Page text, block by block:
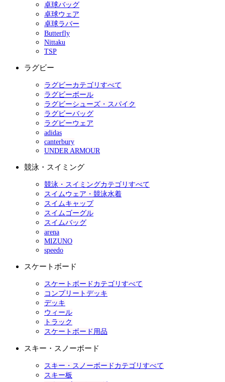
卓球バッグ
卓球ウェア
卓球ラバー
Butterfly
Nittaku
TSP
ラグビー
ラグビーカテゴリすべて
ラグビーボール
ラグビーシューズ・スパイク
ラグビーバッグ
ラグビーウェア
adidas
canterbury
UNDER ARMOUR
競泳・スイミング
競泳・スイミングカテゴリすべて
スイムウェア・競泳水着
スイムキャップ
スイムゴーグル
スイムバッグ
arena
MIZUNO
speedo
スケートボード
スケートボードカテゴリすべて
コンプリートデッキ
デッキ
ウィール
トラック
スケートボード用品
スキー・スノーボード
スキー・スノーボードカテゴリすべて
スキー板